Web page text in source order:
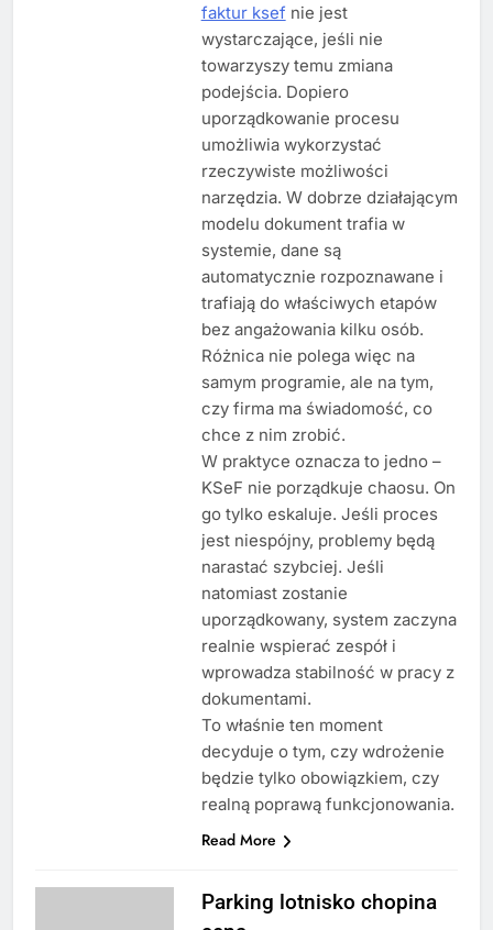
faktur ksef nie jest
wystarczające, jeśli nie
towarzyszy temu zmiana
podejścia. Dopiero
uporządkowanie procesu
umożliwia wykorzystać
rzeczywiste możliwości
narzędzia. W dobrze działającym
modelu dokument trafia w
systemie, dane są
automatycznie rozpoznawane i
trafiają do właściwych etapów
bez angażowania kilku osób.
Różnica nie polega więc na
samym programie, ale na tym,
czy firma ma świadomość, co
chce z nim zrobić.
W praktyce oznacza to jedno –
KSeF nie porządkuje chaosu. On
go tylko eskaluje. Jeśli proces
jest niespójny, problemy będą
narastać szybciej. Jeśli
natomiast zostanie
uporządkowany, system zaczyna
realnie wspierać zespół i
wprowadza stabilność w pracy z
dokumentami.
To właśnie ten moment
decyduje o tym, czy wdrożenie
będzie tylko obowiązkiem, czy
realną poprawą funkcjonowania.
Read More
Parking lotnisko chopina